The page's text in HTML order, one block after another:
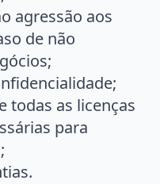
agressão aos
de não
todas as licenças
para